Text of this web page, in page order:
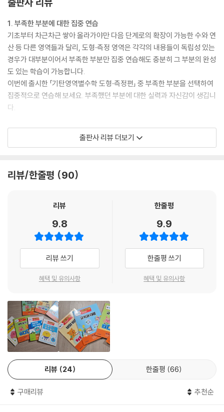
1. 부족한 부분에 대한 집중 연습
기초부터 차근차근 쌓아 올라가야만 다음 단계로의 확장이 가능한 수와 연
산 등 다른 영역들과 달리, 도형·측정 영역은 각각의 내용들이 독립성 있는
경우가 대부분이어서 부족한 부분만 집중 연습해도 충분히 그 부분의 완성
도 있는 학습이 가능합니다.
이번에 출시한 「기탄영역별수학 도형·측정편」 중 부족한 부분을 선택하여
집중적으로 연습해 보세요. 부족했던 부분에 대한 실력과 자신감이 생깁니
다.
2. 학습 부담 없는 적은 분량
부족한 부분을 선택해서 집중 연습하려고 할 때, 무조건 문제 수가 많은 것
「기탄영역별수학 도형·측정편」은 다루어야 할 내용을 세분화하고, 한 가지
있게 배치하여 학습 부담을 줄이고 학습 효과는 높였으므로 아이들이 부담
출판사 리뷰 더보기
리뷰/한줄평 90
리뷰
9.8
리뷰 쓰기
혜택 및 유의사항
한줄평
9.9
한줄평 쓰기
혜택 및 유의사항
리뷰 24 한줄평 66
구매리뷰 추천순